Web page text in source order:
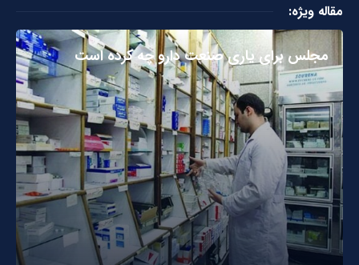
مقاله ویژه:
مجلس برای یاری صنعت دارو چه کرده است